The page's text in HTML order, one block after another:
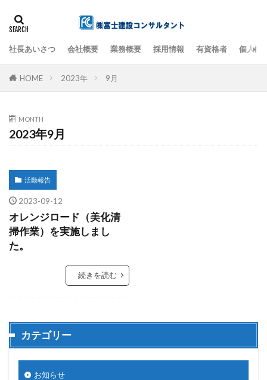
社長あいさつ 会社概要 業務概要 採用情報 有資格者 個人情
HOME 2023年 9月
MONTH
2023年9月
活動報告
2023-09-12
オレンジロード（美化清
掃作業）を実施しまし
た。
続きを読む
カテゴリー
お知らせ
検索